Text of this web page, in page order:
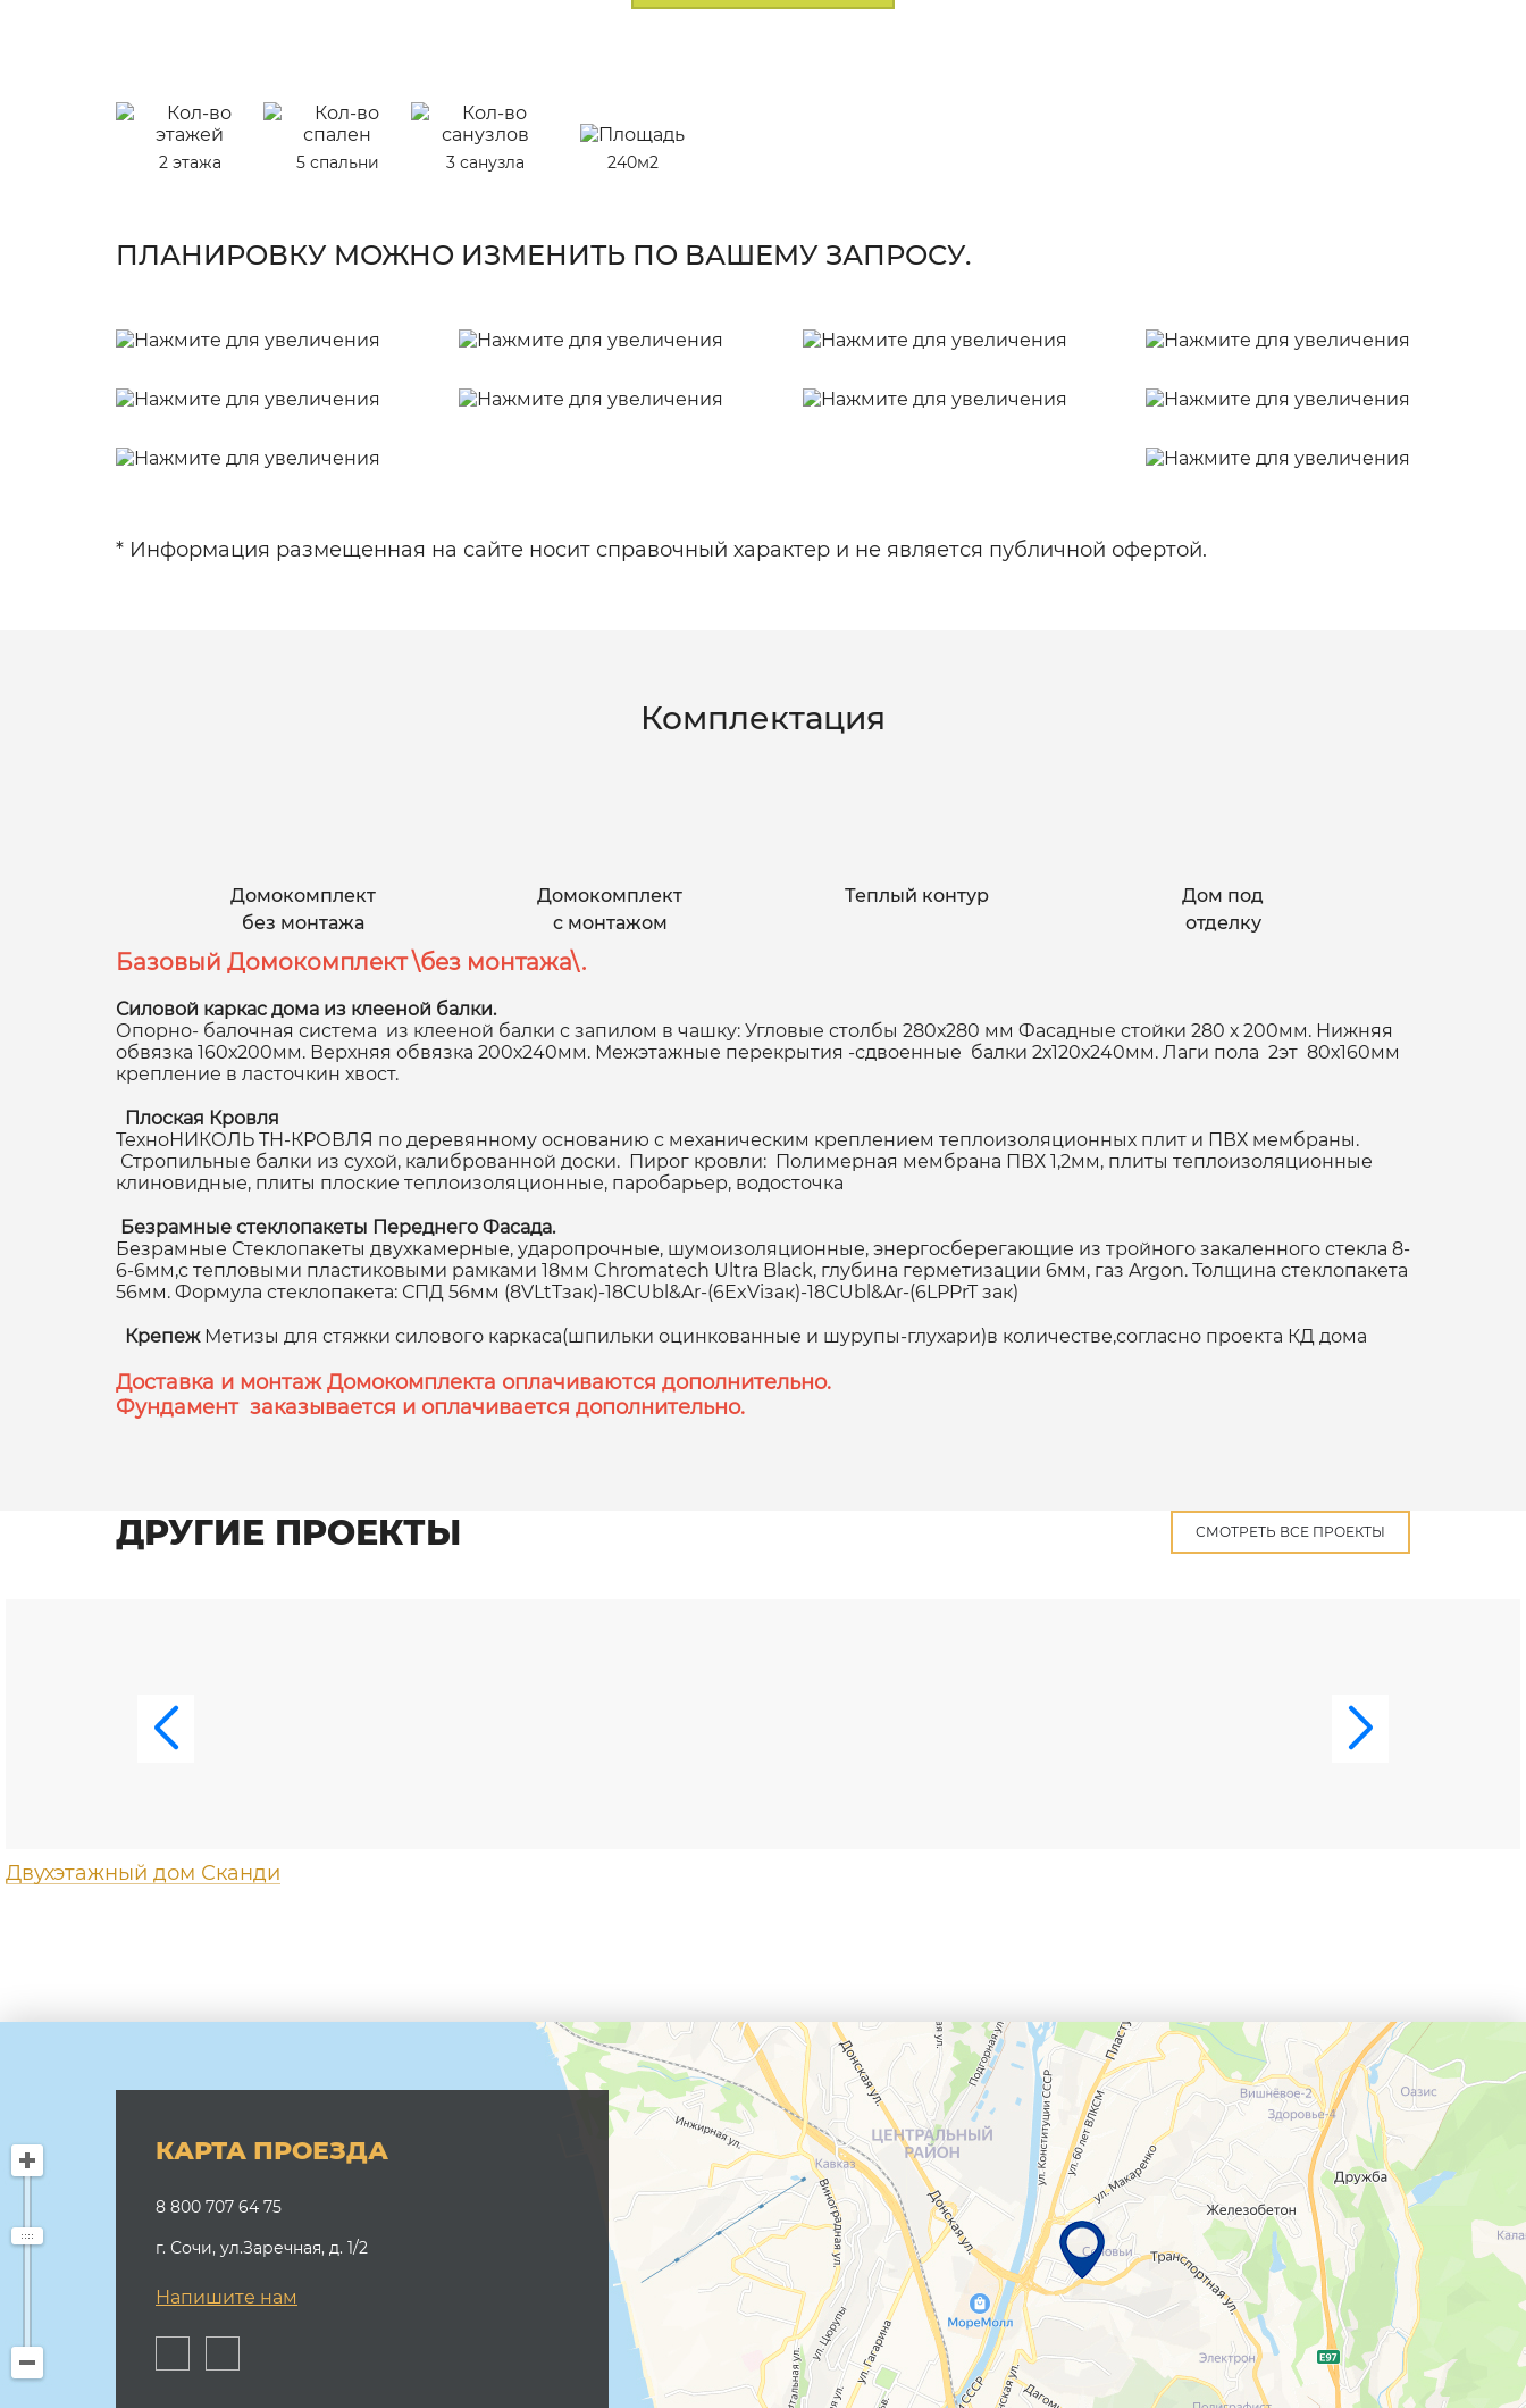
2 этажа 5 спальни 3 санузла 240м2
ПЛАНИРОВКУ МОЖНО ИЗМЕНИТЬ ПО ВАШЕМУ ЗАПРОСУ.
* Информация размещенная на сайте носит справочный характер и не является публичной офертой.
Комплектация
Домокомплект
без монтажа
Домокомплект
с монтажом
Теплый контур
Дом под
отделку
Базовый Домокомплект \без монтажа\.
Силовой каркас дома из клееной балки.
Опорно- балочная система из клееной балки с запилом в чашку: Угловые столбы 280х280 мм Фасадные стойки 280 х 200мм. Нижняя
обвязка 160х200мм. Верхняя обвязка 200х240мм. Межэтажные перекрытия -сдвоенные балки 2х120х240мм. Лаги пола 2эт 80х160мм
крепление в ласточкин хвост.
Плоская Кровля
ТехноНИКОЛЬ ТН-КРОВЛЯ по деревянному основанию с механическим креплением теплоизоляционных плит и ПВХ мембраны.
Стропильные балки из сухой, калиброванной доски. Пирог кровли: Полимерная мембрана ПВХ 1,2мм, плиты теплоизоляционные
клиновидные, плиты плоские теплоизоляционные, паробарьер, водосточка
Безрамные стеклопакеты Переднего Фасада.
Безрамные Стеклопакеты двухкамерные, ударопрочные, шумоизоляционные, энергосберегающие из тройного закаленного стекла 8-
6-6мм,с тепловыми пластиковыми рамками 18мм Chromatech Ultra Black, глубина герметизации 6мм, газ Argon. Толщина стеклопакета
56мм. Формула стеклопакета: СПД 56мм (8VLtTзак)-18CUbl&Ar-(6ExViзак)-18CUbl&Ar-(6LPPrT зак)
Крепеж Метизы для стяжки силового каркаса(шпильки оцинкованные и шурупы-глухари)в количестве,согласно проекта КД дома
Доставка и монтаж Домокомплекта оплачиваются дополнительно.
Фундамент заказывается и оплачивается дополнительно.
ДРУГИЕ ПРОЕКТЫ СМОТРЕТЬ ВСЕ ПРОЕКТЫ
Двухэтажный дом Сканди
КАРТА ПРОЕЗДА
8 800 707 64 75
г. Сочи, ул.Заречная, д. 1/2
Напишите нам